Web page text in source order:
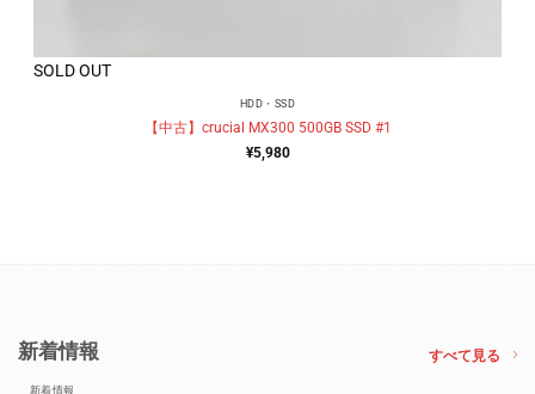
SOLD OUT
HDD・SSD
【中古】crucial MX300 500GB SSD #1
¥5,980
新着情報 すべて見る
新着情報